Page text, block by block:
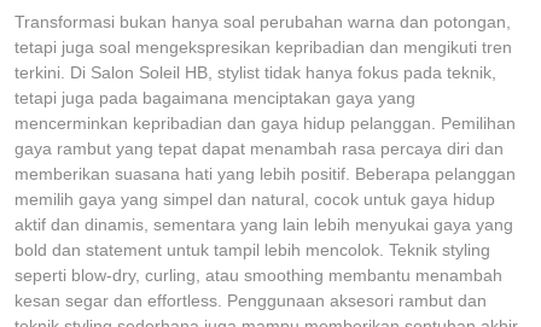
Transformasi bukan hanya soal perubahan warna dan potongan,
tetapi juga soal mengekspresikan kepribadian dan mengikuti tren
terkini. Di Salon Soleil HB, stylist tidak hanya fokus pada teknik,
tetapi juga pada bagaimana menciptakan gaya yang
mencerminkan kepribadian dan gaya hidup pelanggan. Pemilihan
gaya rambut yang tepat dapat menambah rasa percaya diri dan
memberikan suasana hati yang lebih positif. Beberapa pelanggan
memilih gaya yang simpel dan natural, cocok untuk gaya hidup
aktif dan dinamis, sementara yang lain lebih menyukai gaya yang
bold dan statement untuk tampil lebih mencolok. Teknik styling
seperti blow-dry, curling, atau smoothing membantu menambah
kesan segar dan effortless. Penggunaan aksesori rambut dan